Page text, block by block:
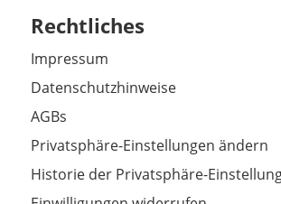
Rechtliches
Impressum
Datenschutzhinweise
AGBs
Privatsphäre-Einstellungen ändern
Historie der Privatsphäre-